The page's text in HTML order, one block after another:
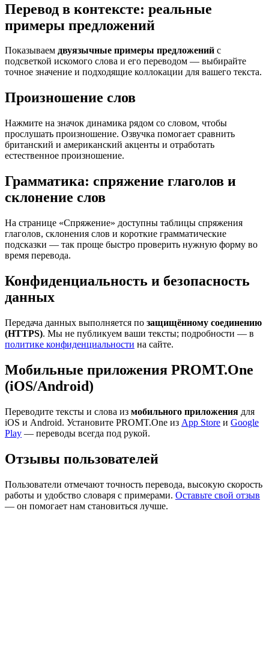
Перевод в контексте: реальные
примеры предложений
Показываем двуязычные примеры предложений с
подсветкой искомого слова и его переводом — выбирайте
точное значение и подходящие коллокации для вашего текста.
Произношение слов
Нажмите на значок динамика рядом со словом, чтобы
прослушать произношение. Озвучка помогает сравнить
британский и американский акценты и отработать
естественное произношение.
Грамматика: спряжение глаголов и
склонение слов
На странице «Спряжение» доступны таблицы спряжения
глаголов, склонения слов и короткие грамматические
подсказки — так проще быстро проверить нужную форму во
время перевода.
Конфиденциальность и безопасность
данных
Передача данных выполняется по защищённому соединению
(HTTPS). Мы не публикуем ваши тексты; подробности — в
политике конфиденциальности на сайте.
Мобильные приложения PROMT.One
(iOS/Android)
Переводите тексты и слова из мобильного приложения для
iOS и Android. Установите PROMT.One из App Store и Google
Play — переводы всегда под рукой.
Отзывы пользователей
Пользователи отмечают точность перевода, высокую скорость
работы и удобство словаря с примерами. Оставьте свой отзыв
— он помогает нам становиться лучше.